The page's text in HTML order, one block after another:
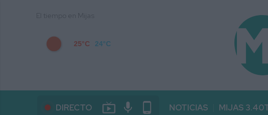
25°C 24°C
DIRECTO live_tv mic phone_android NOTICIAS MIJAS